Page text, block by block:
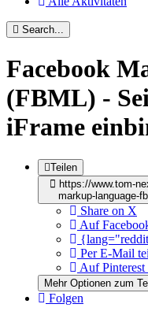
Search...
Facebook
(FBML) -
iFrame
Teilen
https://www.tom-
markup-language-
Share on X
Auf
Per E-Mail
Auf Pinterest
Mehr Optionen zum
Folgen